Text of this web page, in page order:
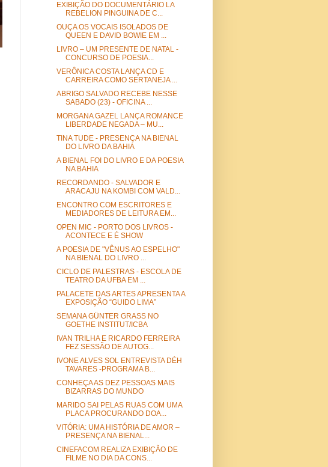
EXIBIÇÃO DO DOCUMENTÁRIO LA
REBELION PINGUINA DE C...
OUÇA OS VOCAIS ISOLADOS DE
QUEEN E DAVID BOWIE EM ...
LIVRO – UM PRESENTE DE NATAL -
CONCURSO DE POESIA...
VERÔNICA COSTA LANÇA CD E
CARREIRA COMO SERTANEJA ...
ABRIGO SALVADO RECEBE NESSE
SABADO (23) - OFICINA ...
MORGANA GAZEL LANÇA ROMANCE
LIBERDADE NEGADA – MU...
TINA TUDE - PRESENÇA NA BIENAL
DO LIVRO DA BAHIA
A BIENAL FOI DO LIVRO E DA POESIA
NA BAHIA
RECORDANDO - SALVADOR E
ARACAJU NA KOMBI COM VALD...
ENCONTRO COM ESCRITORES E
MEDIADORES DE LEITURA EM...
OPEN MIC - PORTO DOS LIVROS -
ACONTECE E É SHOW
A POESIA DE "VÊNUS AO ESPELHO"
NA BIENAL DO LIVRO ...
CICLO DE PALESTRAS - ESCOLA DE
TEATRO DA UFBA EM ...
PALACETE DAS ARTES APRESENTA A
EXPOSIÇÃO “GUIDO LIMA”
SEMANA GÜNTER GRASS NO
GOETHE INSTITUT/ICBA
IVAN TRILHA E RICARDO FERREIRA
FEZ SESSÃO DE AUTOG...
IVONE ALVES SOL ENTREVISTA DÉH
TAVARES -PROGRAMA B...
CONHEÇA AS DEZ PESSOAS MAIS
BIZARRAS DO MUNDO
MARIDO SAI PELAS RUAS COM UMA
PLACA PROCURANDO DOA...
VITÓRIA: UMA HISTÓRIA DE AMOR –
PRESENÇA NA BIENAL...
CINEFACOM REALIZA EXIBIÇÃO DE
FILME NO DIA DA CONS...